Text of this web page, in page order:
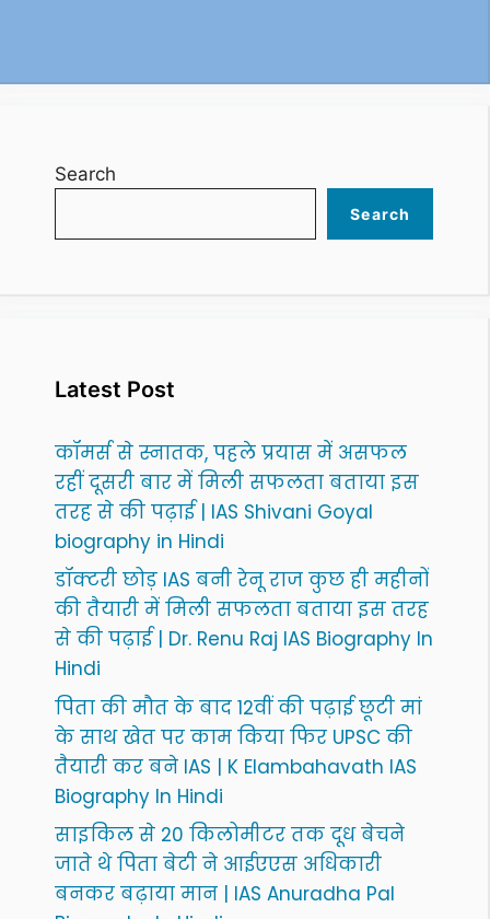
Search
Search
Latest Post
कॉमर्स से स्नातक, पहले प्रयास में असफल
रहीं दूसरी बार में मिली सफलता बताया इस
तरह से की पढ़ाई | IAS Shivani Goyal
biography in Hindi
डॉक्टरी छोड़ IAS बनी रेनू राज कुछ ही महीनों
की तैयारी में मिली सफलता बताया इस तरह
से की पढ़ाई | Dr. Renu Raj IAS Biography In
Hindi
पिता की मौत के बाद 12वीं की पढ़ाई छूटी मां
के साथ खेत पर काम किया फिर UPSC की
तैयारी कर बने IAS | K Elambahavath IAS
Biography In Hindi
साइकिल से 20 किलोमीटर तक दूध बेचने
जाते थे पिता बेटी ने आईएएस अधिकारी
बनकर बढ़ाया मान | IAS Anuradha Pal